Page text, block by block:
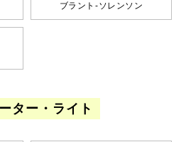
ブラント-ソレンソン
ター・ライト